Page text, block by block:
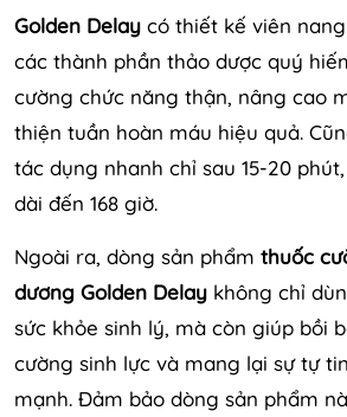
Golden Delay có thiết kế viên
các thành phần thảo dược quý
cường chức năng thận, nâng cao
thiện tuần hoàn máu hiệu quả.
tác dụng nhanh chỉ sau 15-20
dài đến 168 giờ.
Ngoài ra, dòng sản phẩm thuốc
dương Golden Delay không chỉ
sức khỏe sinh lý, mà còn giúp bồi
cường sinh lực và mang lại sự tự
mạnh. Đảm bảo dòng sản phẩm